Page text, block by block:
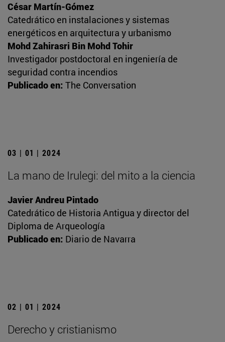
César Martín-Gómez
Catedrático en instalaciones y sistemas
energéticos en arquitectura y urbanismo
Mohd Zahirasri Bin Mohd Tohir
Investigador postdoctoral en ingeniería de
seguridad contra incendios
Publicado en: The Conversation
03 | 01 | 2024
La mano de Irulegi: del mito a la ciencia
Javier Andreu Pintado
Catedrático de Historia Antigua y director del
Diploma de Arqueología
Publicado en: Diario de Navarra
02 | 01 | 2024
Derecho y cristianismo